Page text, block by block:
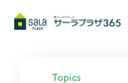
Topics